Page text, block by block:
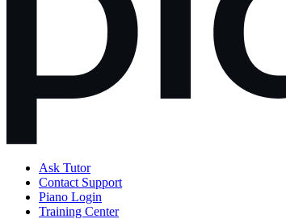
Ask Tutor
Contact Support
Piano Login
Training Center